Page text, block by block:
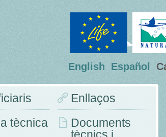
Español
English
Enllaços
tècnica
Documents